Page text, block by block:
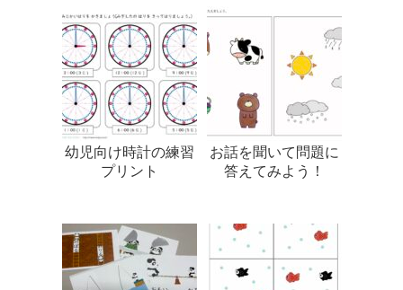
幼児向け時計の練習
プリント
お話を聞いて問題に
答えてみよう！